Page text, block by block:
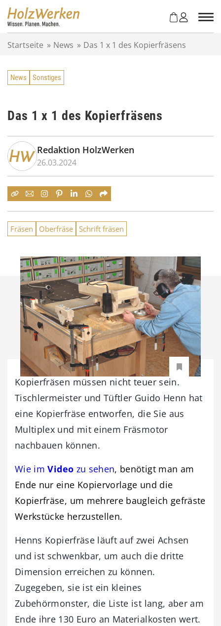
Startseite » News » Das 1 x 1 des Kopierfräsens
News Sonstiges
Das 1 x 1 des Kopierfräsens
Redaktion HolzWerken
26.03.2024
Fräsen Oberfräse Schrift fräsen
Kopierfräsen müssen nicht teuer sein.
Tischlermeister und Tüftler Guido Henn hat
eine Kopierfräse entworfen, die Sie aus
Multiplex und mit einem Fräsmotor
nachbauen können.
Wie imVideo zu sehen, benötigt man am
Ende nur eine Kopiervorlage und die
Kopierfräse, um mehrere baugleich gefräste
Werkstücke herzustellen.
Henns Kopierfräse läuft auf zwei Achsen
und ist schwenkbar, um auch die dritte
Dimension erreichen zu können.
Zugegeben, sie ist ein kleines
Zubehörmonster, die Liste ist lang, aber am
Ende ihre 130 Euro an Materialkosten wert.